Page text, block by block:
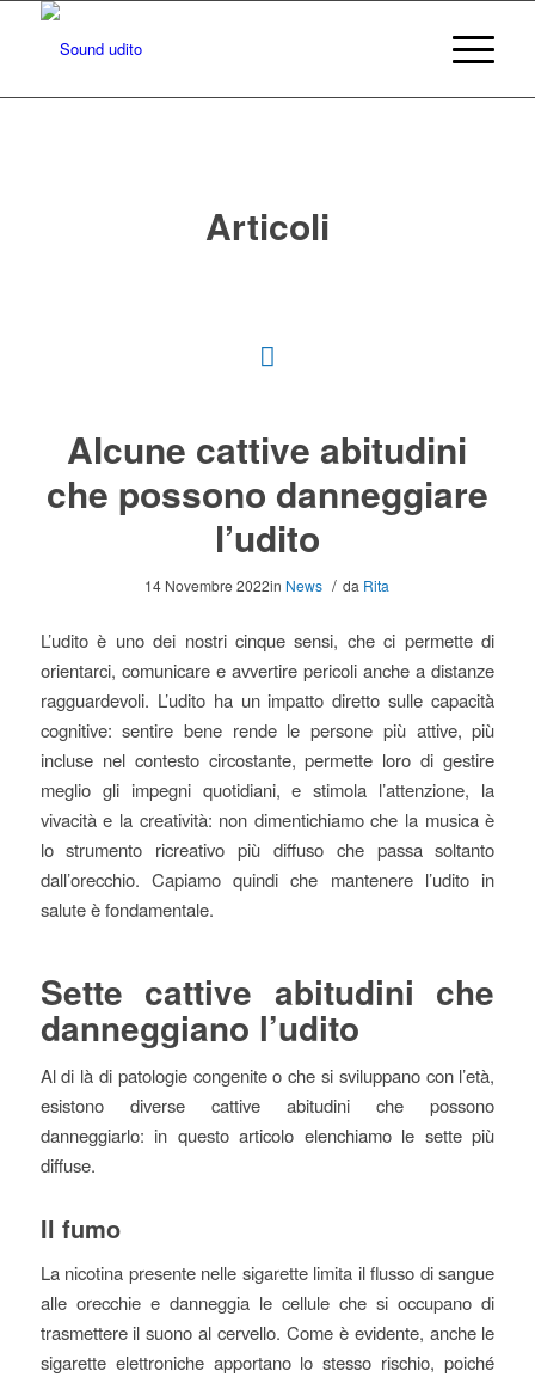
Articoli
Alcune cattive abitudini
che possono danneggiare
l’udito
14 Novembre 2022in News / da Rita
L’udito è uno dei nostri cinque sensi, che ci permette di
orientarci, comunicare e avvertire pericoli anche a distanze
ragguardevoli. L’udito ha un impatto diretto sulle capacità
cognitive: sentire bene rende le persone più attive, più
incluse nel contesto circostante, permette loro di gestire
meglio gli impegni quotidiani, e stimola l’attenzione, la
vivacità e la creatività: non dimentichiamo che la musica è
lo strumento ricreativo più diffuso che passa soltanto
dall’orecchio. Capiamo quindi che mantenere l’udito in
salute è fondamentale.
Sette cattive abitudini che
danneggiano l’udito
Al di là di patologie congenite o che si sviluppano con l’età,
esistono diverse cattive abitudini che possono
danneggiarlo: in questo articolo elenchiamo le sette più
diffuse.
Il fumo
La nicotina presente nelle sigarette limita il flusso di sangue
alle orecchie e danneggia le cellule che si occupano di
trasmettere il suono al cervello. Come è evidente, anche le
sigarette elettroniche apportano lo stesso rischio, poiché